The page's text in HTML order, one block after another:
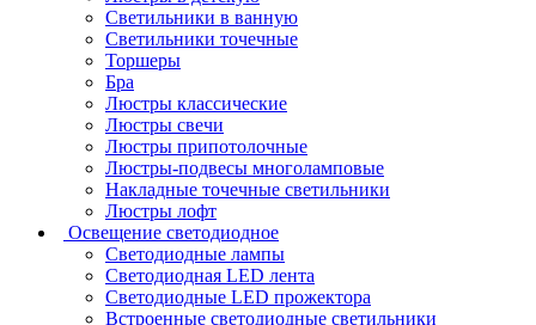
Светильники в ванную
Светильники точечные
Торшеры
Бра
Люстры классические
Люстры свечи
Люстры припотолочные
Люстры-подвесы многоламповые
Накладные точечные светильники
Люстры лофт
Освещение светодиодное
Светодиодные лампы
Светодиодная LED лента
Светодиодные LED прожектора
Встроенные светодиодные светильники